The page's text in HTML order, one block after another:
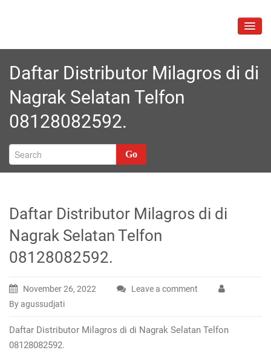
Daftar Distributor Milagros di di
Nagrak Selatan Telfon
08128082592.
Go
Daftar Distributor Milagros di di
Nagrak Selatan Telfon
08128082592.
November 26, 2022
Leave a comment
By agussudjati
Daftar Distributor Milagros di di Nagrak Selatan Telfon
08128082592.